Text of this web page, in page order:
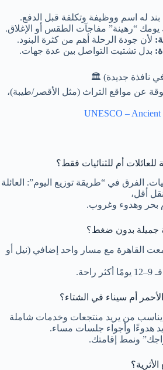
له اسم ووظيفة وتكلفة قبل الدفع.
يومك “رهينة” مفاجآت الطقس أو الإغلاق.
لأن جودة الرحلة أهم من كثرة البنود.
بدل تشتيت التواصل بين عدة جهات.
نافذة جديدة) 🏛️
عن مواقع التراث (مثل الأقصر/طيبة)،
UNESCO – Ancient
أم للثنائيات فقط؟
الفرق في “طريقة توزيع اليوم”: العائلة
أقل،
بحر وهدوء وغروب.
جميلة بدون ضغط؟
إذا جمعت القاهرة مع مسار واحد إضافي (نيل أو
أم سيناء في الشتاء؟
يناسب من يريد منتجعات وخدمات شاملة
هدوءًا وأجواء جلسات مساء.
ونمط إقامتك.